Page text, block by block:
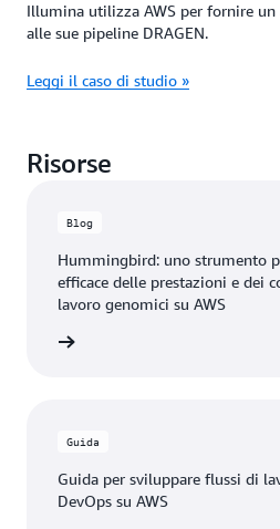
Illumina utilizza AWS per fornire un
alle sue pipeline DRAGEN.
Leggi il caso di studio »
Risorse
Blog
Hummingbird: uno strumento
efficace delle prestazioni e dei
lavoro genomici su AWS
Guida
Guida per sviluppare flussi di
DevOps su AWS